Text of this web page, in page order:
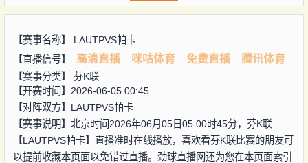
【赛事名称】 LAUTPVS帕卡
【直播信号】
高清直播 咪咕体育 免费直播 腾讯体育
【赛事分类】 芬K联
【开赛时间】2026-06-05 00:45
【对阵双方】 LAUTPVS帕卡
【赛事说明】北京时间2026年06月05日05 00时45分，芬K联
【LAUTPVS帕卡】直播准时在线播放，喜欢看芬K联比赛的朋友可
以提前收藏本页面以免错过直播。劲球直播网还为您在本页面索引